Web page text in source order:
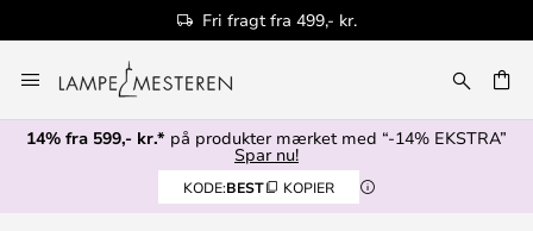
Fri fragt fra 499,- kr.
to
Content
14% fra 599,- kr.* på produkter mærket med “-14% EKSTRA”
Spar nu!
KODE:BEST KOPIER